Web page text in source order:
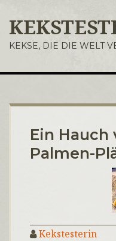
KEKSE, DIE DIE WELT
Ein Hauch
Palmen-
Kekstesterin